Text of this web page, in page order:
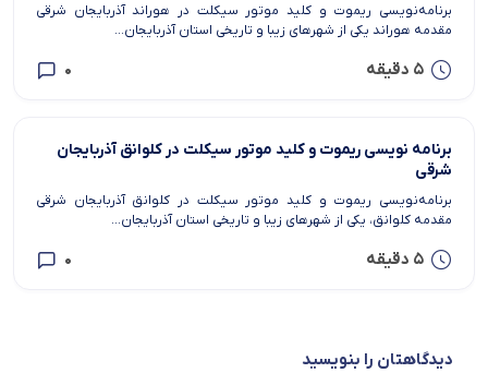
برنامه‌نویسی ریموت و کلید موتور سیکلت در هوراند آذربایجان شرقی
مقدمه هوراند یکی از شهرهای زیبا و تاریخی استان آذربایجان...
5 دقیقه 0
برنامه نویسی ریموت و کلید موتور سیکلت در کلوانق آذربایجان
شرقی
برنامه‌نویسی ریموت و کلید موتور سیکلت در کلوانق آذربایجان شرقی
مقدمه کلوانق، یکی از شهرهای زیبا و تاریخی استان آذربایجان...
5 دقیقه 0
دیدگاهتان را بنویسید